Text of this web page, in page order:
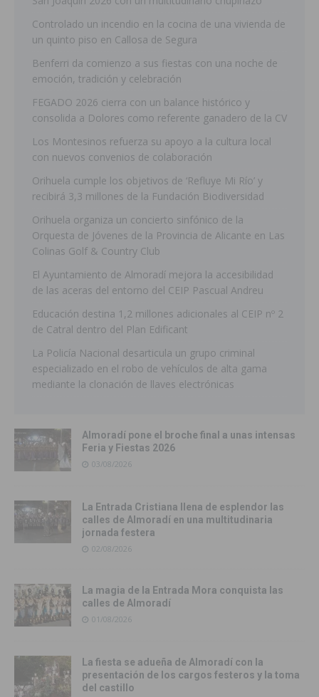
Controlado un incendio en la cocina de una vivienda de
un quinto piso en Callosa de Segura
Benferri da comienzo a sus fiestas con una noche de
emoción, tradición y celebración
FEGADO 2026 cierra con un balance histórico y
consolida a Dolores como referente ganadero de la CV
Los Montesinos refuerza su apoyo a la cultura local
con nuevos convenios de colaboración
Orihuela cumple los objetivos de ‘Refluye Mi Río’ y
recibirá 3,3 millones de la Fundación Biodiversidad
Orihuela organiza un concierto sinfónico de la
Orquesta de Jóvenes de la Provincia de Alicante en Las
Colinas Golf & Country Club
El Ayuntamiento de Almoradí mejora la accesibilidad
de las aceras del entorno del CEIP Pascual Andreu
Educación destina 1,2 millones adicionales al CEIP nº 2
de Catral dentro del Plan Edificant
La Policía Nacional desarticula un grupo criminal
especializado en el robo de vehículos de alta gama
mediante la clonación de llaves electrónicas
Almoradí pone el broche final a unas intensas
Feria y Fiestas 2026
03/08/2026
La Entrada Cristiana llena de esplendor las
calles de Almoradí en una multitudinaria
jornada festera
02/08/2026
La magia de la Entrada Mora conquista las
calles de Almoradí
01/08/2026
La fiesta se adueña de Almoradí con la
presentación de los cargos festeros y la toma
del castillo